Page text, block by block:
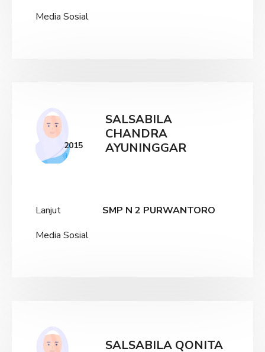
Media Sosial
2015
SALSABILA
CHANDRA
AYUNINGGAR
Lanjut
SMP N 2 PURWANTORO
Media Sosial
SALSABILA QONITA